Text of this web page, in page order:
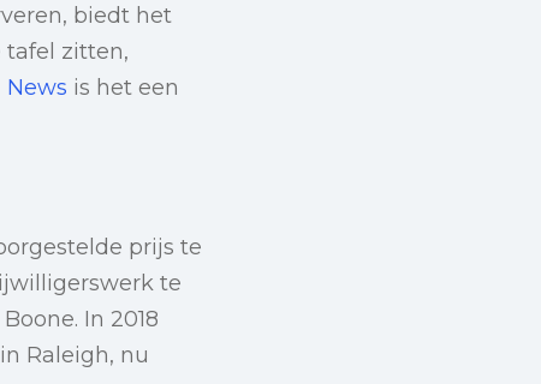
biedt het
tafel zitten,
News is het een
prijs te
te
In 2018
Raleigh, nu